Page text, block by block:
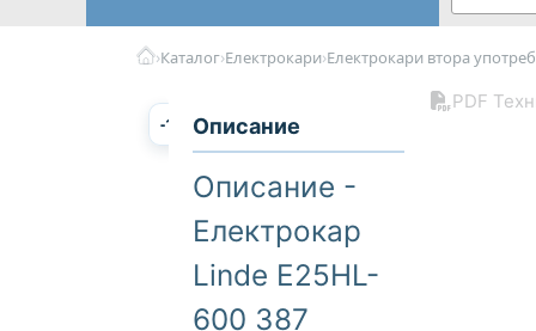
›Каталог›Електрокари›Електрокари втора
-1% Описание
Описание -
Електрокар
Linde E25HL-
600 387
PDF